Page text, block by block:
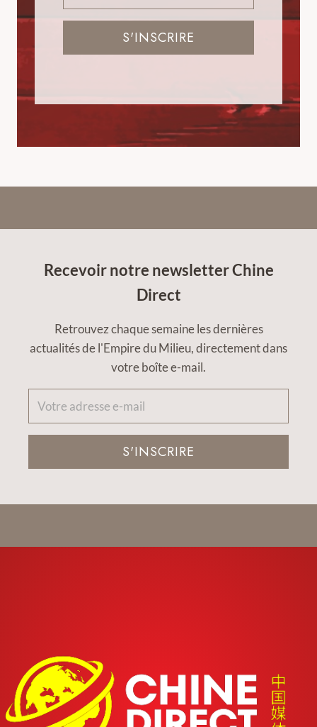
S'INSCRIRE
Recevoir notre newsletter Chine
Direct
Retrouvez chaque semaine les dernières
actualités de l'Empire du Milieu, directement dans
votre boîte e-mail.
S'INSCRIRE